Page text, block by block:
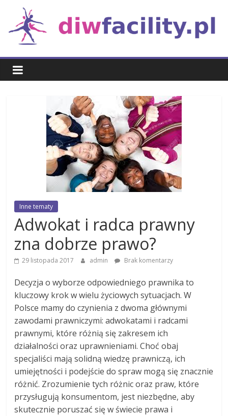
content
Rozrywka
Inne tematy
Adwokat i radca prawny
zna dobrze prawo?
29 listopada 2017 admin Brak komentarzy
Decyzja o wyborze odpowiedniego prawnika to
kluczowy krok w wielu życiowych sytuacjach. W
Polsce mamy do czynienia z dwoma głównymi
zawodami prawniczymi: adwokatami i radcami
prawnymi, które różnią się zakresem ich
działalności oraz uprawnieniami. Choć obaj
specjaliści mają solidną wiedzę prawniczą, ich
umiejętności i podejście do spraw mogą się znacznie
różnić. Zrozumienie tych różnic oraz praw, które
przysługują konsumentom, jest niezbędne, aby
skutecznie poruszać się w świecie prawa i